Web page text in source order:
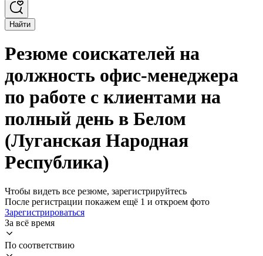
Найти
Резюме соискателей на
должность офис-менеджера
по работе с клиентами на
полный день в Белом
(Луганская Народная
Республика)
Чтобы видеть все резюме, зарегистрируйтесь
После регистрации покажем ещё 1 и откроем фото
Зарегистрироваться
За всё время
По соответствию